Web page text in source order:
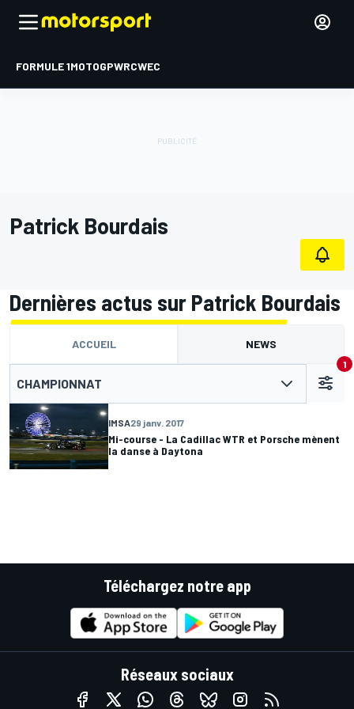
FORMULE 1MOTOGPWRCWEC
Patrick Bourdais
Dernières actus sur Patrick Bourdais
ACCUEIL NEWS
CHAMPIONNAT
1
IMSA29 janv. 2017
Mi-course - La Cadillac WTR et Porsche mènent
la danse à Daytona
Téléchargez notre app
Réseaux sociaux